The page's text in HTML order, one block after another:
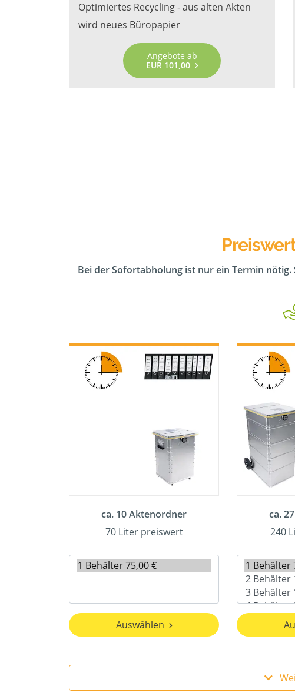
Optimiertes Recycling - aus alten Akten
wird neues Büropapier
Angebote ab
EUR 101,00
Bei der Sofortabholung ist nur ein Termin
ca. 10 Aktenordner
70 Liter preiswert
Auswählen
ca.
240